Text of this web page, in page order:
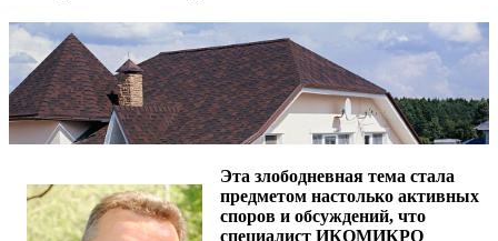
Эта злободневная тема стала
предметом настолько активных
споров и обсуждений, что
специалист ИКОМИКРО